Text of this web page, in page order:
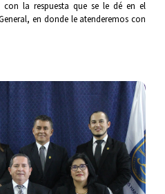
la respuesta que se le dé en el
en donde le atenderemos con